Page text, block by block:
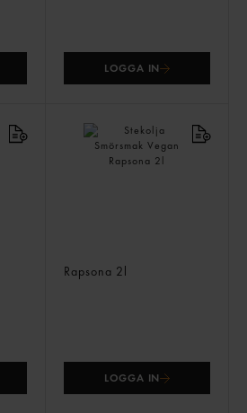
LOGGA IN
Rapsona 2l
LOGGA IN